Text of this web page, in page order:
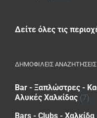
Δείτε όλες τις
ΔΗΜΟΦΙΛΕΙΣ ΑΝΑΖΗΤΗΣΕΙΣ
Bar - Ξαπλώστρες -
Αλυκές Χαλκίδας (7)
Bars - Clubs - Χαλκίδα